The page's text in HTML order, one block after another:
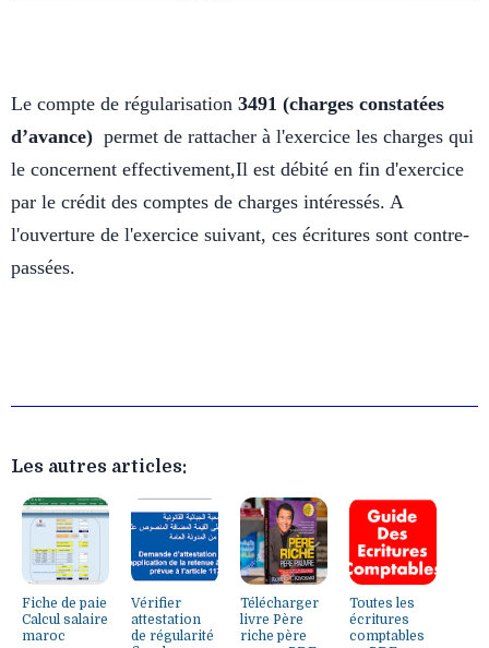
Le compte de régularisation 3491 (charges constatées
d’avance) permet de rattacher à l'exercice les charges qui
le concernent effectivement,Il est débité en fin d'exercice
par le crédit des comptes de charges intéressés. A
l'ouverture de l'exercice suivant, ces écritures sont contre-
passées.
Les autres articles:
Fiche de paie
Calcul salaire
maroc
Vérifier
attestation
de régularité
Télécharger
livre Père
riche père
Toutes les
écritures
comptables